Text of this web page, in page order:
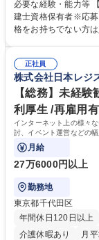
いただきます。 【詳細】・契約書管理、契約書製本、捺印対応、ファイリ
ング、登記簿取得、
求・支払データ登録
の他に担当頂く業務が発生する
業務職/三井物産グル
必要な経験・能力等
建士資格保有者※応
格をお持ちでない方
ション力がある方。
方。多様な関係者と
ール管理が出来る方
へのジョブローテーションの可
院 大学 語学力： 資格
正社員
株式会社日本レジ
【総務】未経
利厚生 /再雇用
インターネット上の様々
討、イベント運営などの
ている部署です。
月給
27万6000円以上
勤務地
東京都千代田区
年間休日120日以上
介護休暇あり
月